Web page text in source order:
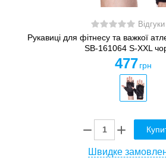
Відгуки
Рукавиці для фітнесу та важкої
SB-161064 S-XXL
477 грн
Швидке